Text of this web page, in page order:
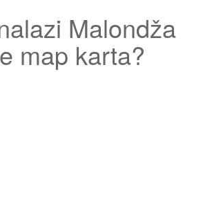
Malondža
map karta?